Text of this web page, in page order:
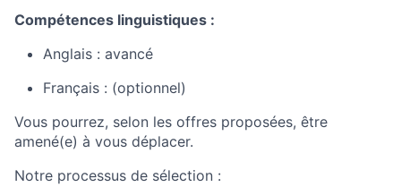
Compétences linguistiques :
Anglais : avancé
Français : (optionnel)
Vous pourrez, selon les offres proposées, être
amené(e) à vous déplacer.
Notre processus de sélection :